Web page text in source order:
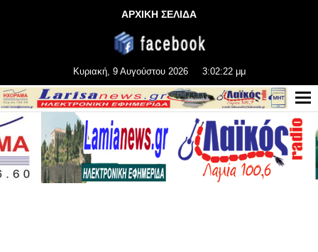
ΑΡΧΙΚΗ ΣΕΛΙΔΑ
Κυριακή, 9 Αυγούστου 2026 3:02:24 μμ